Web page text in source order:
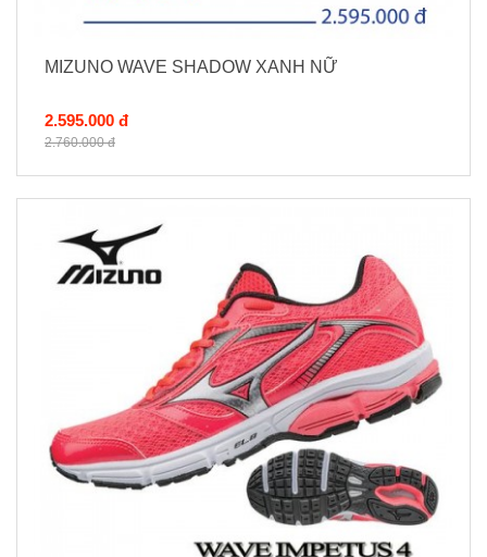
MIZUNO WAVE SHADOW XANH NỮ
2.595.000 đ
2.760.000 đ